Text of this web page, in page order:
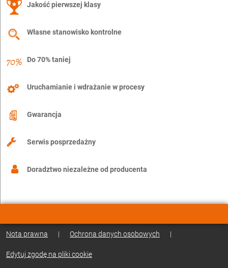
Jakość pierwszej klasy
Własne stanowisko kontrolne
Do 70% taniej
Uruchamianie i wdrażanie w procesy
Gwarancja
Serwis posprzedażny
Doradztwo niezależne od producenta
Nota prawna | Ochrona danych osobowych |
Edytuj zgodę na pliki cookie